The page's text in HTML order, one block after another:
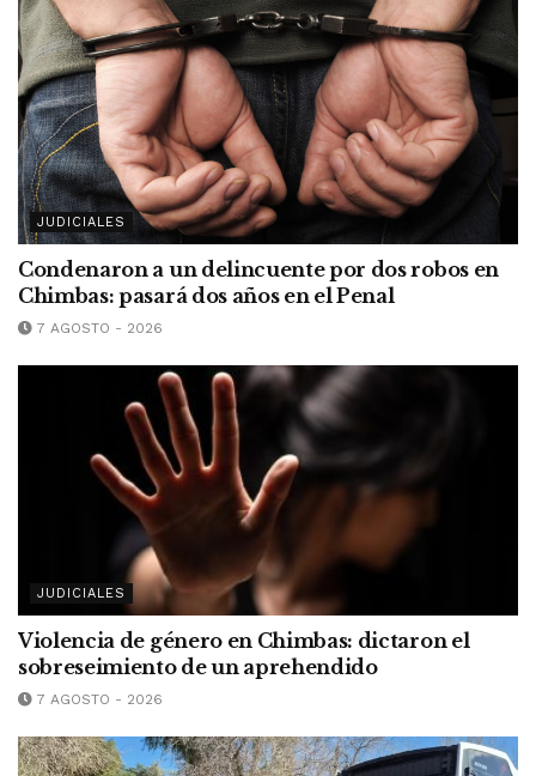
JUDICIALES
Condenaron a un delincuente por dos robos en
Chimbas: pasará dos años en el Penal
7 AGOSTO - 2026
JUDICIALES
Violencia de género en Chimbas: dictaron el
sobreseimiento de un aprehendido
7 AGOSTO - 2026